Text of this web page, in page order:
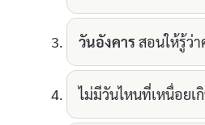
วันอังคารสอนให้รู้ว่
ไม่มีวันไหนที่เหนื่อยเ